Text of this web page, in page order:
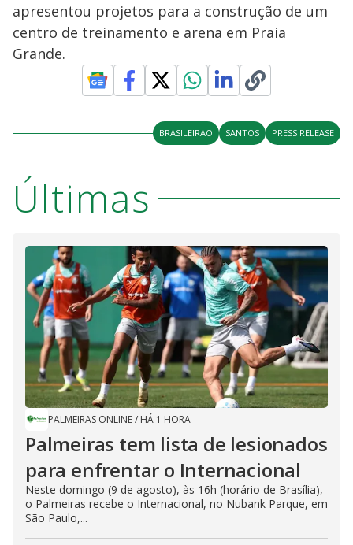
apresentou projetos para a construção de um
centro de treinamento e arena em Praia
Grande.
BRASILEIRAO SANTOS PRESS RELEASE
Últimas
PALMEIRAS ONLINE/ HÁ 1 HORA
Palmeiras tem lista de lesionados
para enfrentar o Internacional
Neste domingo (9 de agosto), às 16h (horário de Brasília),
o Palmeiras recebe o Internacional, no Nubank Parque, em
São Paulo,...